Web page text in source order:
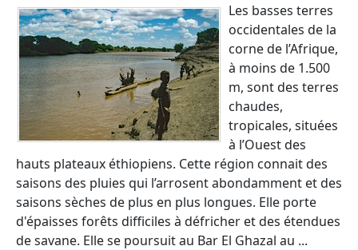
Les basses terres
occidentales de la
corne de l’Afrique,
à moins de 1.500
m, sont des terres
chaudes,
tropicales, situées
à l’Ouest des
hauts plateaux éthiopiens. Cette région connait des
saisons des pluies qui l’arrosent abondamment et des
saisons sèches de plus en plus longues. Elle porte
d'épaisses forêts difficiles à défricher et des étendues
de savane. Elle se poursuit au Bar El Ghazal au ...